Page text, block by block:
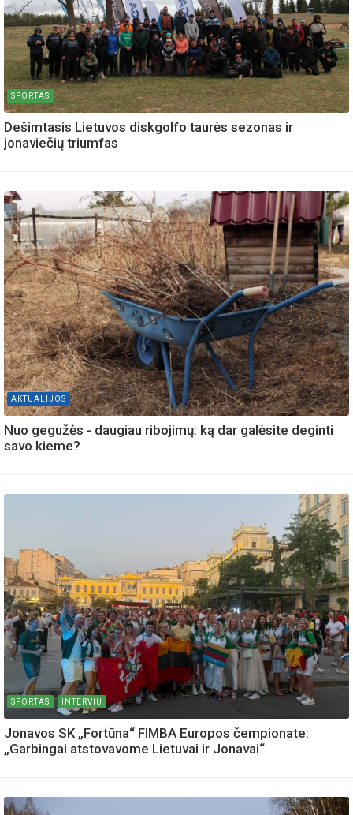
SPORTAS
Dešimtasis Lietuvos diskgolfo taurės sezonas ir
jonaviečių triumfas
AKTUALIJOS
Nuo gegužės - daugiau ribojimų: ką dar galėsite deginti
savo kieme?
SPORTAS INTERVIU
Jonavos SK „Fortūna“ FIMBA Europos čempionate:
„Garbingai atstovavome Lietuvai ir Jonavai“